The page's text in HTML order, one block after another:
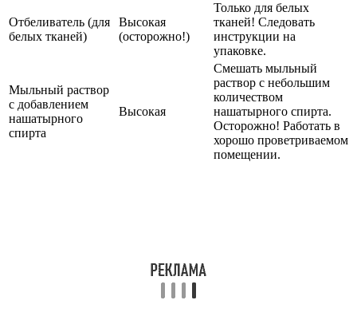
Отбеливатель (для
белых тканей)
Высокая
(осторожно!)
Только для белых
тканей! Следовать
инструкции на
упаковке.
Мыльный раствор
с добавлением
нашатырного
спирта
Высокая
Смешать мыльный
раствор с небольшим
количеством
нашатырного спирта.
Осторожно! Работать в
хорошо проветриваемом
помещении.